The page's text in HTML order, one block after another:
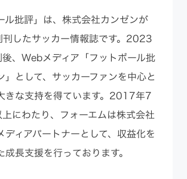
ル批評」は、株式会社カンゼンが
したサッカー情報誌です。2023
、Webメディア「フットボール批
」として、サッカーファンを中心と
きな支持を得ています。2017年7
にわたり、フォーエムは株式会社
ディアパートナーとして、収益化を
成長支援を行っております。